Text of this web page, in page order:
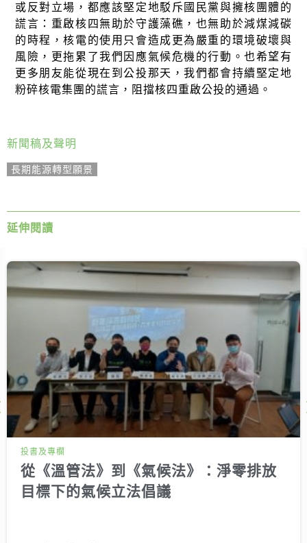
或反對立場，都應該堅定地駁斥國民黨與擁核團體的
謊言：重啟核四無助於守護藻礁，也無助於減煤減碳
的時程，核電的使用只會造成更為嚴重的環境破壞與
風險，更拖累了我們因應氣候危機的行動。也希望有
更多朋友能從現在到公投那天，我們都會持續堅定地
粉碎核電集團的謊言，阻擋核四重啟公投的通過。
新聞稿及聲明
長期能源轉型願景
延伸閱讀
投書及專欄
從《溫管法》到《氣候法》：淨零排放
目標下的氣候立法倡議
Next